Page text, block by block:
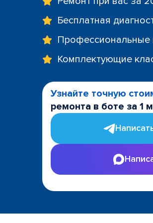
Бесплатная
Профессиональные
Комплектующие
Узнайте точную
ремонта в боте за 1